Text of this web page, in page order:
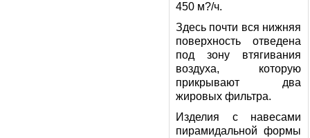
450 м?/ч.
Здесь почти вся нижняя
поверхность отведена
под зону втягивания
воздуха, которую
прикрывают два
жировых фильтра.
Изделия с навесами
пирамидальной формы